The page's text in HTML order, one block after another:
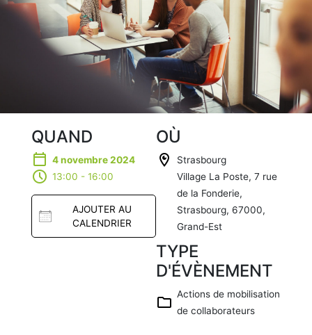
QUAND
4 novembre 2024
13:00 - 16:00
AJOUTER AU
CALENDRIER
OÙ
Strasbourg
Village La Poste, 7 rue
de la Fonderie,
Strasbourg, 67000,
Grand-Est
TYPE
D'ÉVÈNEMENT
Actions de mobilisation
de collaborateurs